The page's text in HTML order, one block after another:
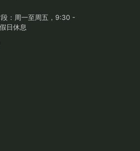
：周一至周五，9:30 -
日休息